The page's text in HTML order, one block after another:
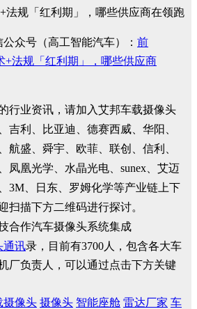
众号（高工智能汽车）： 前
+法规「红利期」，哪些供应商
行业资讯，请加入艾邦车载摄像头
吉利、比亚迪、德赛西威、华阳、
航盛、舜宇、欧菲、联创、信利、
凤凰光学、水晶光电、sunex、艾迈
3M、日东、罗姆化学等产业链上下
扫描下方二维码进行探讨。
通讯录，目前有3700人，包含各大车
厂负责人，可以通过点击下方关键
摄像头 摄像头 智能座舱 雷达厂家 车